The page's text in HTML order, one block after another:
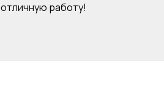
отличную работу!